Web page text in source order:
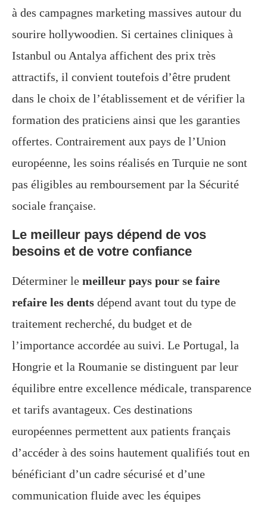
à des campagnes marketing massives autour du
sourire hollywoodien. Si certaines cliniques à
Istanbul ou Antalya affichent des prix très
attractifs, il convient toutefois d’être prudent
dans le choix de l’établissement et de vérifier la
formation des praticiens ainsi que les garanties
offertes. Contrairement aux pays de l’Union
européenne, les soins réalisés en Turquie ne sont
pas éligibles au remboursement par la Sécurité
sociale française.
Le meilleur pays dépend de vos
besoins et de votre confiance
Déterminer le meilleur pays pour se faire
refaire les dents dépend avant tout du type de
traitement recherché, du budget et de
l’importance accordée au suivi. Le Portugal, la
Hongrie et la Roumanie se distinguent par leur
équilibre entre excellence médicale, transparence
et tarifs avantageux. Ces destinations
européennes permettent aux patients français
d’accéder à des soins hautement qualifiés tout en
bénéficiant d’un cadre sécurisé et d’une
communication fluide avec les équipes